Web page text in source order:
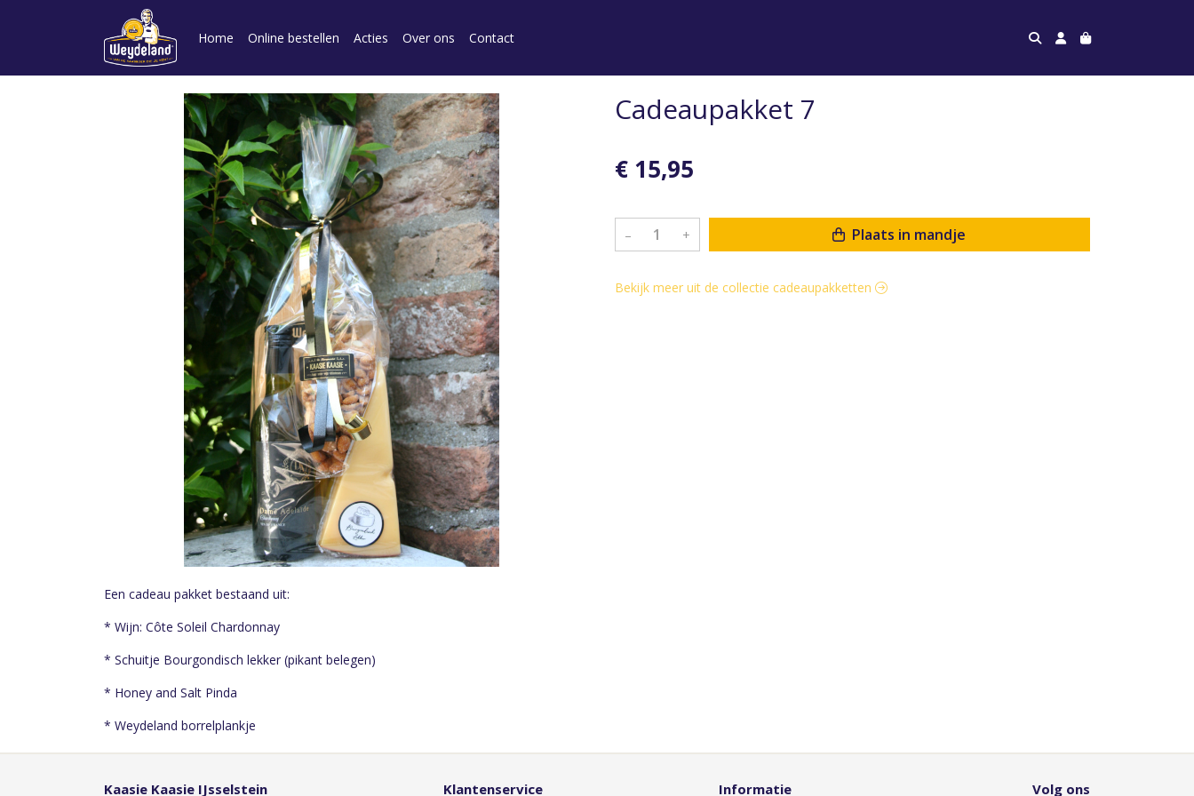
Home Online bestellen Acties Over ons Contact
Een cadeau pakket bestaand uit:
* Wijn: Côte Soleil Chardonnay
* Schuitje Bourgondisch lekker (pikant belegen)
* Honey and Salt Pinda
* Weydeland borrelplankje
Cadeaupakket 7
€ 15,95
– + Plaats in mandje
Bekijk meer uit de collectie cadeaupakketten
Kaasie Kaasie IJsselstein Klantenservice Informatie Volg ons